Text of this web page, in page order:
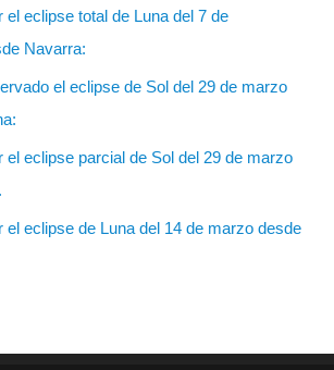
eclipse total de Luna del 7 de
Navarra:
el eclipse de Sol del 29 de marzo
el eclipse parcial de Sol del 29 de marzo
el eclipse de Luna del 14 de marzo desde